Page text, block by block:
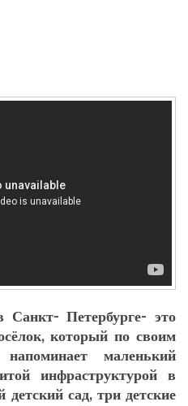
Петербурге- это
который по своим
маленький
инфраструктурой в
сад, три детские